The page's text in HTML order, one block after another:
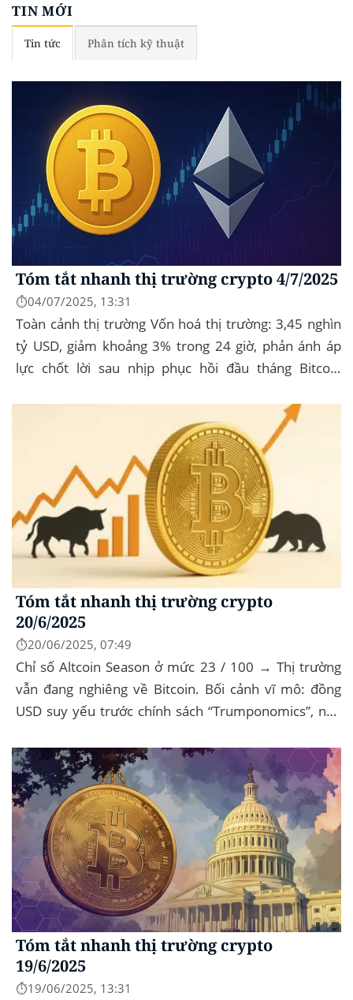
TIN MỚI
Tin tức Phân tích kỹ thuật
Tóm tắt nhanh thị trường crypto 4/7/2025
⏱️04/07/2025, 13:31
Toàn cảnh thị trường Vốn hoá thị trường: 3,45 nghìn
tỷ USD, giảm khoảng 3% trong 24 giờ, phản ánh áp
lực chốt lời sau nhịp phục hồi đầu tháng‍ Bitcoin
Tóm tắt nhanh thị trường crypto
20/6/2025
⏱️20/06/2025, 07:49
Chỉ số Altcoin Season ở mức 23 / 100 → Thị trường
vẫn đang nghiêng về Bitcoin. Bối cảnh vĩ mô: đồng
USD suy yếu trước chính sách “Trumponomics”, nhà
Tóm tắt nhanh thị trường crypto
19/6/2025
⏱️19/06/2025, 13:31